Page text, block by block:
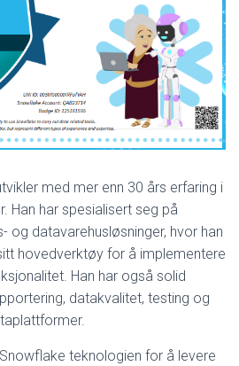
med mer enn 30 års erfaring i
Han har spesialisert seg på
og datavarehusløsninger, hvor han
hovedverktøy for å implementere
Han har også solid
datakvalitet, testing og
teknologien for å levere